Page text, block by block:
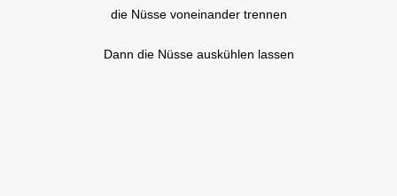
die Nüsse voneinander trennen
Dann die Nüsse auskühlen lassen